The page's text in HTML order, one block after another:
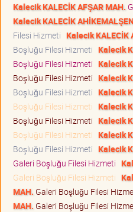
Kalecik KALECİK AFŞAR MAH.
Kalecik KALECİK
Filesi Hizmeti Kalecik KALECİK
Boşluğu Filesi Hizmeti Kalecik
Boşluğu Filesi Hizmeti Kalecik
Boşluğu Filesi Hizmeti Kalecik
Boşluğu Filesi Hizmeti Kalecik
Boşluğu Filesi Hizmeti Kalecik
Boşluğu Filesi Hizmeti Kalecik
Boşluğu Filesi Hizmeti Kalecik
Boşluğu Filesi Hizmeti Kalecik
Galeri Boşluğu Filesi Hizmeti
Galeri Boşluğu Filesi Hizmeti
MAH. Galeri Boşluğu Filesi
MAH. Galeri Boşluğu Filesi